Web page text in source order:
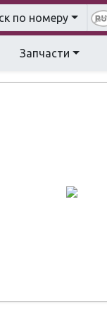
по номеру
Запчасти